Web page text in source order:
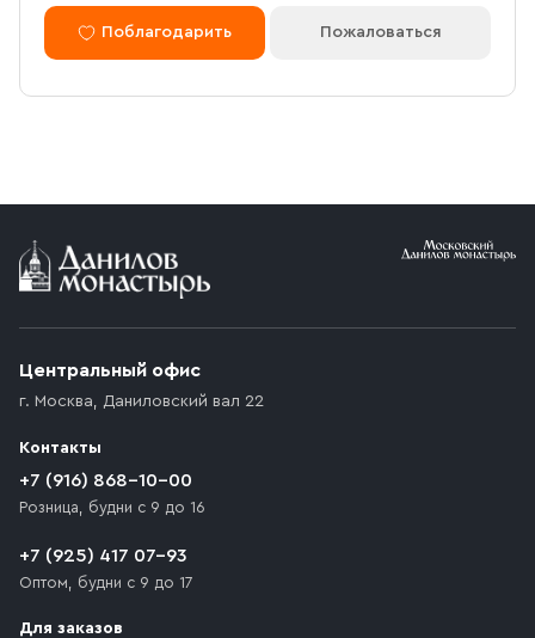
Поблагодарить Пожаловаться
Центральный офис
г. Москва, Даниловский вал 22
Контакты
+7 (916) 868-10-00
Розница, будни с 9 до 16
+7 (925) 417 07-93
Оптом, будни с 9 до 17
Для заказов